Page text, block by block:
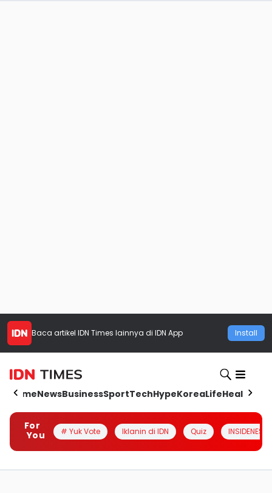
Baca artikel IDN Times lainnya di IDN App Install
HomeNewsBusinessSportTechHypeKoreaLifeHealth
For
You
# Yuk Vote Iklanin di IDN Quiz INSIDENESIA